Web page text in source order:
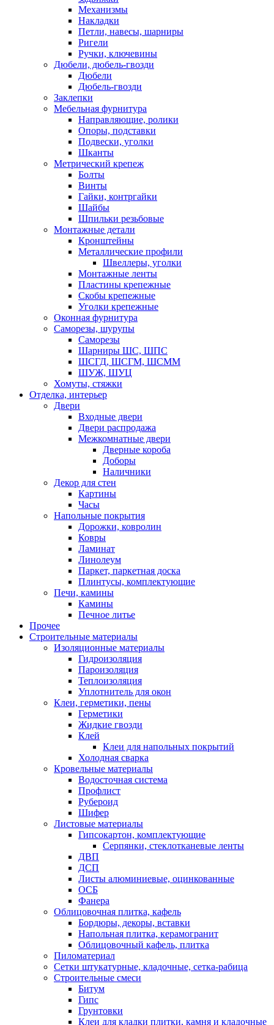
Механизмы
Накладки
Петли, навесы, шарниры
Ригели
Ручки, ключевины
Дюбели, дюбель-гвозди
Дюбели
Дюбель-гвозди
Заклепки
Мебельная фурнитура
Направляющие, ролики
Опоры, подставки
Подвески, уголки
Шканты
Метрический крепеж
Болты
Винты
Гайки, контргайки
Шайбы
Шпильки резьбовые
Монтажные детали
Кронштейны
Металлические профили
Швеллеры, уголки
Монтажные ленты
Пластины крепежные
Скобы крепежные
Уголки крепежные
Оконная фурнитура
Саморезы, шурупы
Саморезы
Шарниры ШС, ШПС
ШСГД, ШСГМ, ШСММ
ШУЖ, ШУЦ
Хомуты, стяжки
Отделка, интерьер
Двери
Входные двери
Двери распродажа
Межкомнатные двери
Дверные короба
Доборы
Наличники
Декор для стен
Картины
Часы
Напольные покрытия
Дорожки, ковролин
Ковры
Ламинат
Линолеум
Паркет, паркетная доска
Плинтусы, комплектующие
Печи, камины
Камины
Печное литье
Прочее
Строительные материалы
Изоляционные материалы
Гидроизоляция
Пароизоляция
Теплоизоляция
Уплотнитель для окон
Клеи, герметики, пены
Герметики
Жидкие гвозди
Клей
Клеи для напольных покрытий
Холодная сварка
Кровельные материалы
Водосточная система
Профлист
Рубероид
Шифер
Листовые материалы
Гипсокартон, комплектующие
Серпянки, стеклотканевые ленты
ДВП
ДСП
Листы алюминиевые, оцинкованные
ОСБ
Фанера
Облицовочная плитка, кафель
Бордюры, декоры, вставки
Напольная плитка, керамогранит
Облицовочный кафель, плитка
Пиломатериал
Сетки штукатурные, кладочные, сетка-рабица
Строительные смеси
Битум
Гипс
Грунтовки
Клеи для кладки плитки, камня и кладочные